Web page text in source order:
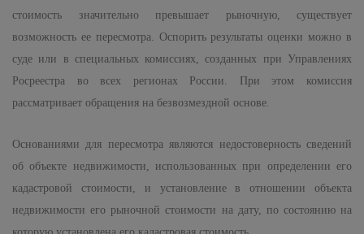
стоимость значительно превышает рыночную, существует
возможность ее пересмотра. Оспорить результаты оценки можно в
суде или в специальных комиссиях, созданных при Управлениях
Росреестра во всех регионах России. При этом комиссия
рассматривает обращения на безвозмездной основе.
Основаниями для пересмотра являются недостоверность сведений
об объекте недвижимости, использованных при определении его
кадастровой стоимости, и установление в отношении объекта
недвижимости его рыночной стоимости на дату, по состоянию на